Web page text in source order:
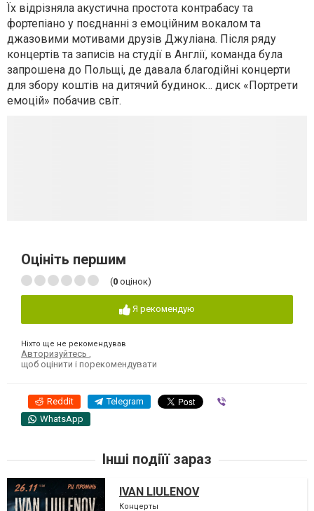
Їх відрізняла акустична простота контрабасу та
фортепіано у поєднанні з емоційним вокалом та
джазовими мотивами друзів Джуліана. Після ряду
концертів та записів на студії в Англії, команда була
запрошена до Польщі, де давала благодійні концерти
для збору коштів на дитячий будинок… диск «Портрети
емоцій» побачив світ.
Оцініть першим
(0 оцінок)
Я рекомендую
Ніхто ще не рекомендував
Авторизуйтесь
щоб оцінити і порекомендувати
Reddit Telegram
WhatsApp
Інші подіїї зараз
IVAN LIULENOV
Концерты